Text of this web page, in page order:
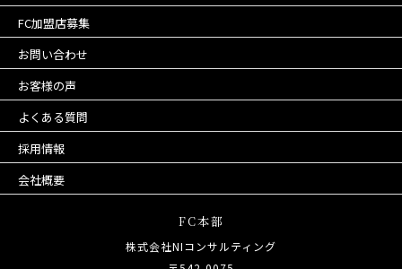
FC加盟店募集
お問い合わせ
お客様の声
よくある質問
採用情報
会社概要
FC本部
株式会社NIコンサルティング